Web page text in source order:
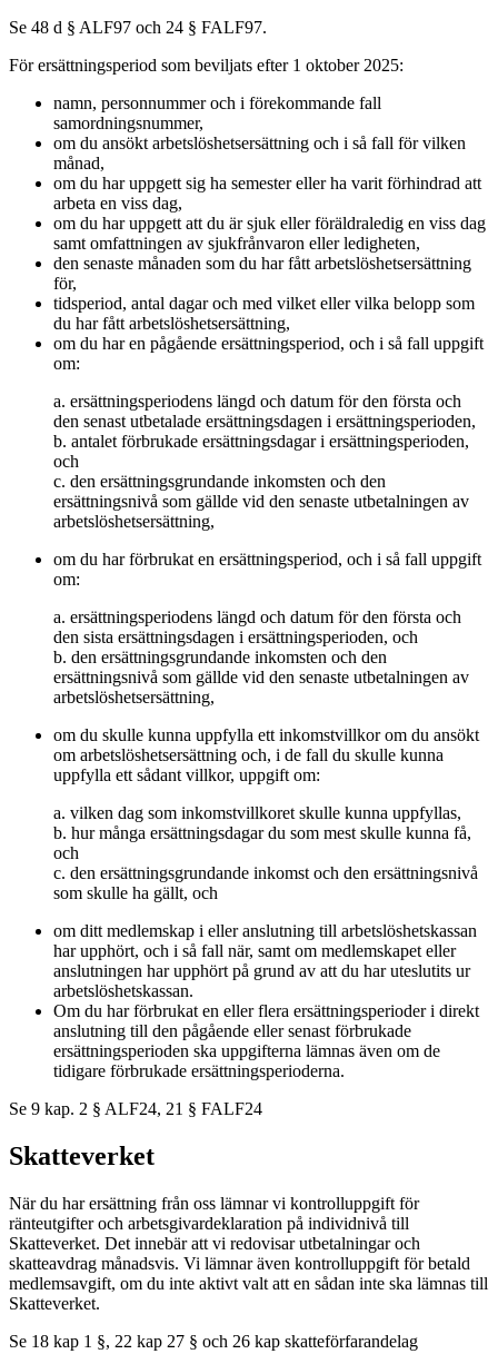
Se 48 d § ALF97 och 24 § FALF97.
För ersättningsperiod som beviljats efter 1 oktober 2025:
namn, personnummer och i förekommande fall
samordningsnummer,
om du ansökt arbetslöshetsersättning och i så fall för vilken
månad,
om du har uppgett sig ha semester eller ha varit förhindrad att
arbeta en viss dag,
om du har uppgett att du är sjuk eller föräldraledig en viss dag
samt omfattningen av sjukfrånvaron eller ledigheten,
den senaste månaden som du har fått arbetslöshetsersättning
för,
tidsperiod, antal dagar och med vilket eller vilka belopp som
du har fått arbetslöshetsersättning,
om du har en pågående ersättningsperiod, och i så fall uppgift
om:
a. ersättningsperiodens längd och datum för den första och
den senast utbetalade ersättningsdagen i ersättningsperioden,
b. antalet förbrukade ersättningsdagar i ersättningsperioden,
och
c. den ersättningsgrundande inkomsten och den
ersättningsnivå som gällde vid den senaste utbetalningen av
arbetslöshetsersättning,
om du har förbrukat en ersättningsperiod, och i så fall uppgift
om:
a. ersättningsperiodens längd och datum för den första och
den sista ersättningsdagen i ersättningsperioden, och
b. den ersättningsgrundande inkomsten och den
ersättningsnivå som gällde vid den senaste utbetalningen av
arbetslöshetsersättning,
om du skulle kunna uppfylla ett inkomstvillkor om du ansökt
om arbetslöshetsersättning och, i de fall du skulle kunna
uppfylla ett sådant villkor, uppgift om:
a. vilken dag som inkomstvillkoret skulle kunna uppfyllas,
b. hur många ersättningsdagar du som mest skulle kunna få,
och
c. den ersättningsgrundande inkomst och den ersättningsnivå
som skulle ha gällt, och
om ditt medlemskap i eller anslutning till arbetslöshetskassan
har upphört, och i så fall när, samt om medlemskapet eller
anslutningen har upphört på grund av att du har uteslutits ur
arbetslöshetskassan.
Om du har förbrukat en eller flera ersättningsperioder i direkt
anslutning till den pågående eller senast förbrukade
ersättningsperioden ska uppgifterna lämnas även om de
tidigare förbrukade ersättningsperioderna.
Se 9 kap. 2 § ALF24, 21 § FALF24
Skatteverket
När du har ersättning från oss lämnar vi kontrolluppgift för
ränteutgifter och arbetsgivardeklaration på individnivå till
Skatteverket. Det innebär att vi redovisar utbetalningar och
skatteavdrag månadsvis. Vi lämnar även kontrolluppgift för betald
medlemsavgift, om du inte aktivt valt att en sådan inte ska lämnas till
Skatteverket.
Se 18 kap 1 §, 22 kap 27 § och 26 kap skatteförfarandelag